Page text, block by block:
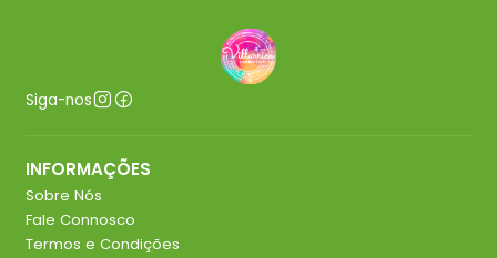
Siga-nos
INFORMAÇÕES
Sobre Nós
Fale Connosco
Termos e Condições